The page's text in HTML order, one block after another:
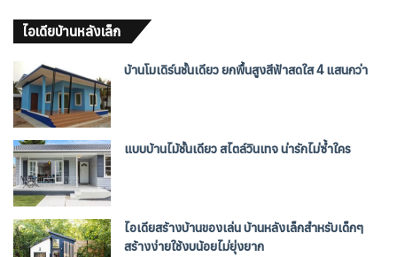
ไอเดียบ้านหลังเล็ก
บ้านโมเดิร์นชั้นเดียว ยกพื้นสูงสีฟ้าสดใส 4 แสนกว่า
แบบบ้านไม้ชั้นเดียว สไตล์วินเทจ น่ารักไม่ซ้ำใคร
ไอเดียสร้างบ้านของเล่น บ้านหลังเล็กสำหรับเด็กๆ
สร้างง่ายใช้งบน้อยไม่ยุ่งยาก